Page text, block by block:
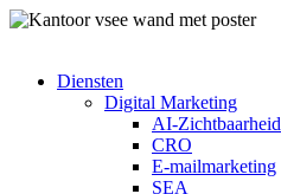
Diensten
Digital Marketing
AI-Zichtbaarheid
CRO
E-mailmarketing
SEA